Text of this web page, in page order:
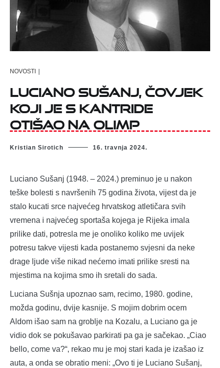
NOVOSTI |
LUCIANO SUŠANJ, ČOVJEK
KOJI JE S KANTRIDE
OTIŠAO NA OLIMP
Kristian Sirotich 16. travnja 2024.
Luciano Sušanj (1948. – 2024.) preminuo je u nakon
teške bolesti s navršenih 75 godina života, vijest da je
stalo kucati srce najvećeg hrvatskog atletičara svih
vremena i najvećeg sportaša kojega je Rijeka imala
prilike dati, potresla me je onoliko koliko me uvijek
potresu takve vijesti kada postanemo svjesni da neke
drage ljude više nikad nećemo imati prilike sresti na
mjestima na kojima smo ih sretali do sada.
Luciana Sušnja upoznao sam, recimo, 1980. godine,
možda godinu, dvije kasnije. S mojim dobrim ocem
Aldom išao sam na groblje na Kozalu, a Luciano ga je
vidio dok se pokušavao parkirati pa ga je sačekao. „Ciao
bello, come va?“, rekao mu je moj stari kada je izašao iz
auta, a onda se obratio meni: „Ovo ti je Luciano Sušanj,